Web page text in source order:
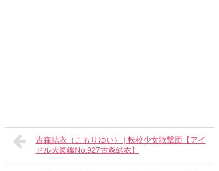
古森結衣（こもりゆい） | 転校少女歌撃団【アイ
ドル大図鑑No.927古森結衣】